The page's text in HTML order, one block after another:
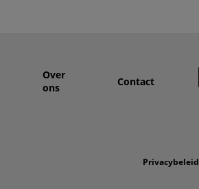
Over
ons
Contact
Privacybeleid